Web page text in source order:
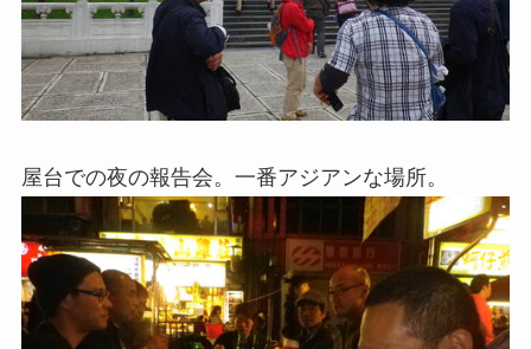
屋台での夜の報告会。一番アジアンな場所。